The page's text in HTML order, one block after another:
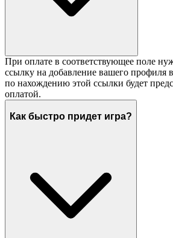
При оплате в соответствующее поле
ссылку на добавление вашего профиля
по нахождению этой ссылки будет
оплатой.
Как быстро придет игра?